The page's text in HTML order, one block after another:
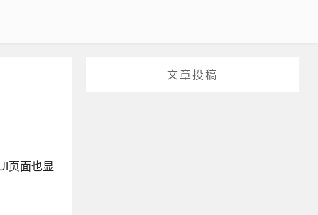
文章投稿
页面也显